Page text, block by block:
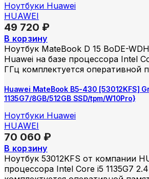
Ноутбуки Huawei
HUAWEI
49 720 ₽
В корзину
Ноутбук MateBook D 15 BoDE-
Huawei на базе процессора Intel
ГГц комплектуется оперативной
Huawei MateBook B5-430 [53012KFS]
1135G7/8GB/512GB SSD/tpm/W10Pro}
Ноутбуки Huawei
HUAWEI
70 060 ₽
В корзину
Ноутбук 53012KFS от компании
процессора Intel Core i5 1135G7